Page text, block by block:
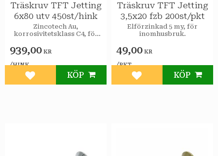
Träskruv TFT Jetting
6x80 utv 450st/hink
Zincotech Au,
korrosivitetsklass C4, för
939,00 KR
/HINK
Lägg till i favoriter
KÖP
Träskruv TFT Jetting
3,5x20 fzb 200st/pkt
Elförzinkad 5 my, för
inomhusbruk.
49,00 KR
/PKT
Lägg till i favoriter
KÖP